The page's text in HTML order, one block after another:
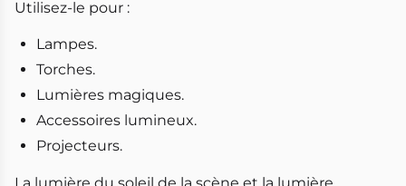
Utilisez-le pour :
Lampes.
Torches.
Lumières magiques.
Accessoires lumineux.
Projecteurs.
La lumière du soleil de la scène et la lumière